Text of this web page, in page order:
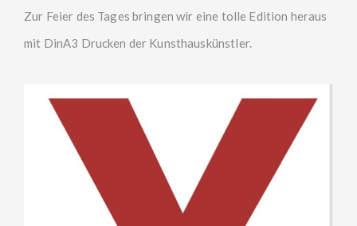
Zur Feier des Tages bringen wir eine tolle Edition heraus
mit DinA3 Drucken der Kunsthauskünstler.